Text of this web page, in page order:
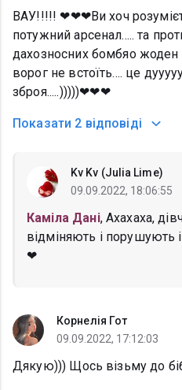
ВАУ!!!!! ❤❤❤Ви хоч
потужний арсенал..... та
дахозносних бомбяо жоден
ворог не встоїть.... це
зброя.....)))))❤❤❤
Показати 2 відповіді
Kv Kv (Julia Lime)
09.09.2022, 18:06:55
Каміла Дані, Ахахаха,
відміняють і
❤
Корнелія Гот
09.09.2022, 17:12:03
Дякую))) Щось візьму до